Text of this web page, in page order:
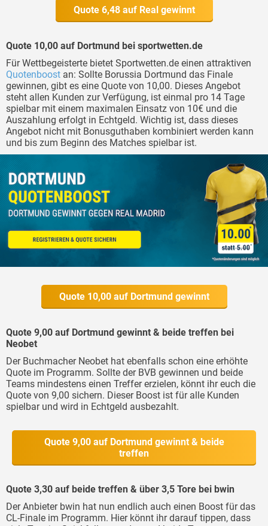
Quote 6,48 auf Real gewinnt
Quote 10,00 auf Dortmund bei sportwetten.de
Für Wettbegeisterte bietet Sportwetten.de einen attraktiven
Quotenboost an: Sollte Borussia Dortmund das Finale
gewinnen, gibt es eine Quote von 10,00. Dieses Angebot
steht allen Kunden zur Verfügung, ist einmal pro 14 Tage
spielbar mit einem maximalen Einsatz von 10€ und die
Auszahlung erfolgt in Echtgeld. Wichtig ist, dass dieses
Angebot nicht mit Bonusguthaben kombiniert werden kann
und bis zum Beginn des Matches spielbar ist.
Quote 10,00 auf Dortmund gewinnt
Quote 9,00 auf Dortmund gewinnt & beide treffen bei
Neobet
Der Buchmacher Neobet hat ebenfalls schon eine erhöhte
Quote im Programm. Sollte der BVB gewinnen und beide
Teams mindestens einen Treffer erzielen, könnt ihr euch die
Quote von 9,00 sichern. Dieser Boost ist für alle Kunden
spielbar und wird in Echtgeld ausbezahlt.
Quote 9,00 auf Dortmund gewinnt & beide
treffen
Quote 3,30 auf beide treffen & über 3,5 Tore bei bwin
Der Anbieter bwin hat nun endlich auch einen Boost für das
CL-Finale im Programm. Hier könnt ihr darauf tippen, dass